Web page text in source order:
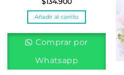
Añadir al carrito
Comprar por
Whatsapp